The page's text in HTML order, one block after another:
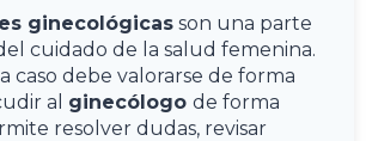
ginecológicas son una parte
cuidado de la salud femenina.
caso debe valorarse de forma
al ginecólogo de forma
resolver dudas, revisar